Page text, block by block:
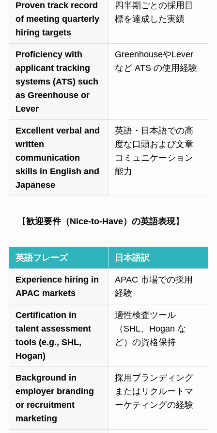
Proven track record
of meeting quarterly
hiring targets
四半期ごとの採用目
標を達成した実績
Proficiency with
applicant tracking
systems (ATS) such
as Greenhouse or
Lever
GreenhouseやLever
など ATS の使用経験
Excellent verbal and
written
communication
skills in English and
Japanese
英語・日本語での高
度な口頭および文章
コミュニケーション
能力
【歓迎要件（Nice-to-Have）の英語表現】
英語フレーズ 日本語訳
Experience hiring in
APAC markets
APAC 市場での採用
経験
Certification in
talent assessment
tools (e.g., SHL,
Hogan)
適性検査ツール
（SHL、Hogan な
ど）の資格保持
Background in
employer branding
or recruitment
marketing
採用ブランディング
またはリクルートマ
ーケティングの経験